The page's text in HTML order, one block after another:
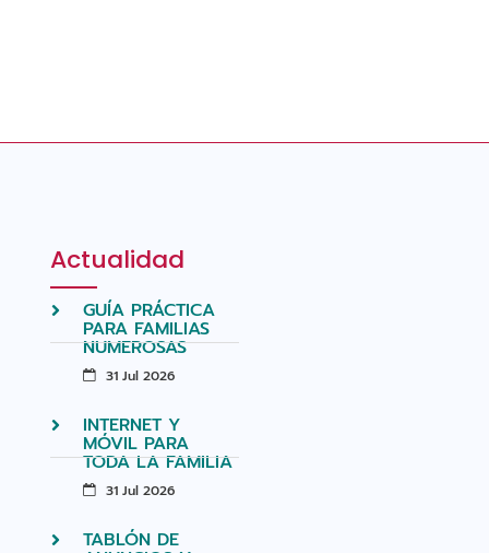
Actualidad
GUÍA PRÁCTICA
PARA FAMILIAS
NUMEROSAS
31 Jul 2026
INTERNET Y
MÓVIL PARA
TODA LA FAMILIA
31 Jul 2026
TABLÓN DE